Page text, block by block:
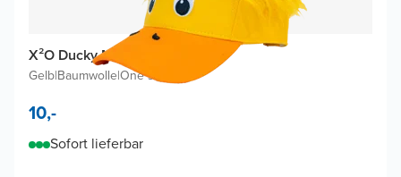
X²O Ducky Mütze mit Perücke
Gelb|Baumwolle|One size
10,-
Sofort lieferbar